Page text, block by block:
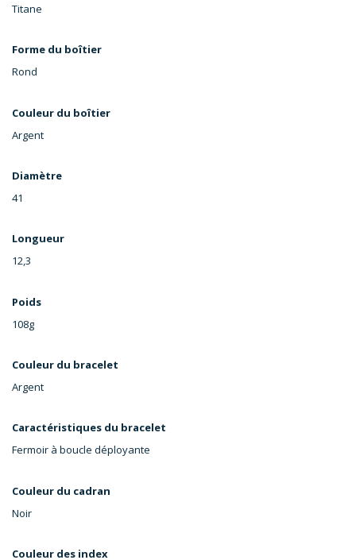
Titane
Forme du boîtier
Rond
Couleur du boîtier
Argent
Diamètre
41
Longueur
12,3
Poids
108g
Couleur du bracelet
Argent
Caractéristiques du bracelet
Fermoir à boucle déployante
Couleur du cadran
Noir
Couleur des index